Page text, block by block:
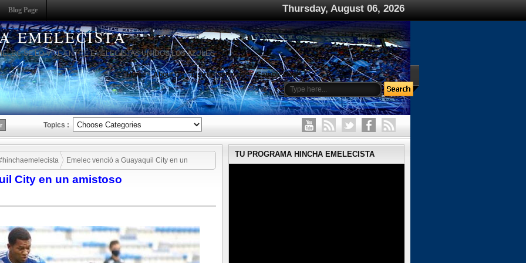
Blog Page Thursday, August 06, 2026
EMELECISTA
SE LO VIVE ENTRE EMELECISTAS UNIDOS LOS AZULES
Home About Us Instruction to use Sample Page
Topics :
Emelec venció a Guayaquil City en un
City en un amistoso
TU PROGRAMA HINCHA EMELECISTA